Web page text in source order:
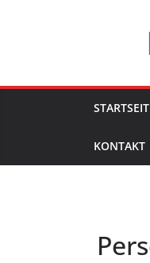
KONTAKT